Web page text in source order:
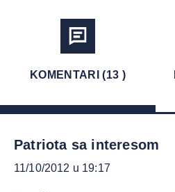
KOMENTARI (13 )
Patriota sa interesom
11/10/2012 u 19:17